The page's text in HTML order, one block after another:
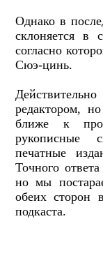
Однако в
склоняется в
согласно
Сюэ-цинь.
редактором,
ближе к
рукописные
печатные
Точного
но мы
обеих сторон
подкаста.